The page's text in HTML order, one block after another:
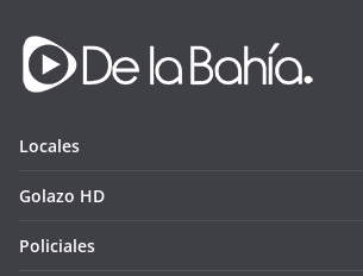
Locales
Golazo HD
Policiales